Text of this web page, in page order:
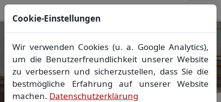
Ihr Vermessungsbüro in
Mecklenburg-Vorpommern
Wir vermessen Ihr Grundstück
Lageplan Absteckung▪Bauvermessung ▪
Gebäudeeinmessung
Grenzfeststellung▪Amtliche Auskünfte und
Vorheriges Bild
Cookie-Einstellungen
Wir verwenden Cookies (u. a. Google Analytics),
um die Benutzerfreundlichkeit unserer Website
zu verbessern und sicherzustellen, dass Sie die
bestmögliche Erfahrung auf unserer Website
machen. Datenschutzerklärung